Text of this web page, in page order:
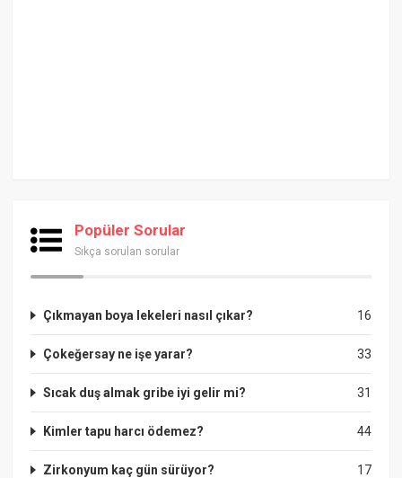
Popüler Sorular
Sıkça sorulan sorular
16
Çıkmayan boya lekeleri nasıl çıkar?
33
Çokeğersay ne işe yarar?
31
Sıcak duş almak gribe iyi gelir mi?
44
Kimler tapu harcı ödemez?
17
Zirkonyum kaç gün sürüyor?